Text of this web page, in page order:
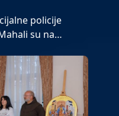
policije
su na…